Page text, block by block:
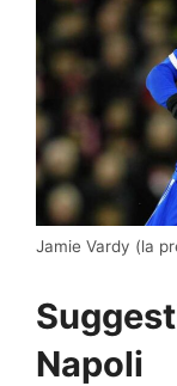
Jamie Vardy (la
Napoli